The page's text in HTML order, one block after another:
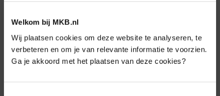
Welkom bij MKB.nl
Wij plaatsen cookies om deze website te analyseren, te
verbeteren en om je van relevante informatie te voorzien.
Ga je akkoord met het plaatsen van deze cookies?
Schrijf je in
Direct naar
Over ons